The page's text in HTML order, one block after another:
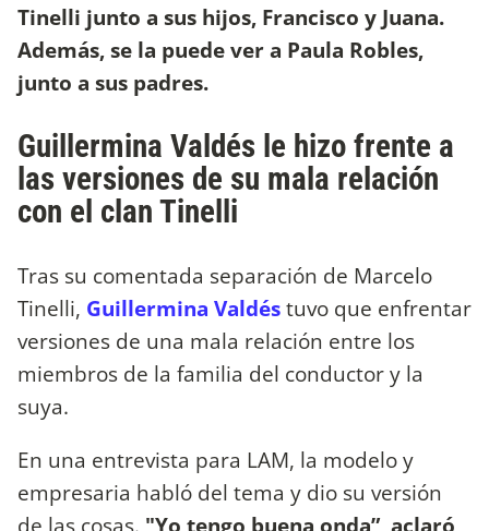
Tinelli junto a sus hijos, Francisco y Juana.
Además, se la puede ver a Paula Robles,
junto a sus padres.
Guillermina Valdés le hizo frente a
las versiones de su mala relación
con el clan Tinelli
Tras su comentada separación de Marcelo
Tinelli, Guillermina Valdéstuvo que enfrentar
versiones de una mala relación entre los
miembros de la familia del conductor y la
suya.
En una entrevista para LAM, la modelo y
empresaria habló del tema y dio su versión